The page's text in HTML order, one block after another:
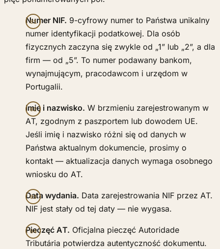
Numer NIF. 9-cyfrowy numer to Państwa unikalny
numer identyfikacji podatkowej. Dla osób
fizycznych zaczyna się zwykle od „1” lub „2”, a dla
firm — od „5”. To numer podawany bankom,
wynajmującym, pracodawcom i urzędom w
Portugalii.
Imię i nazwisko. W brzmieniu zarejestrowanym w
AT, zgodnym z paszportem lub dowodem UE.
Jeśli imię i nazwisko różni się od danych w
Państwa aktualnym dokumencie, prosimy o
kontakt — aktualizacja danych wymaga osobnego
wniosku do AT.
Data wydania. Data zarejestrowania NIF przez AT.
NIF jest stały od tej daty — nie wygasa.
Pieczęć AT. Oficjalna pieczęć Autoridade
Tributária potwierdza autentyczność dokumentu.